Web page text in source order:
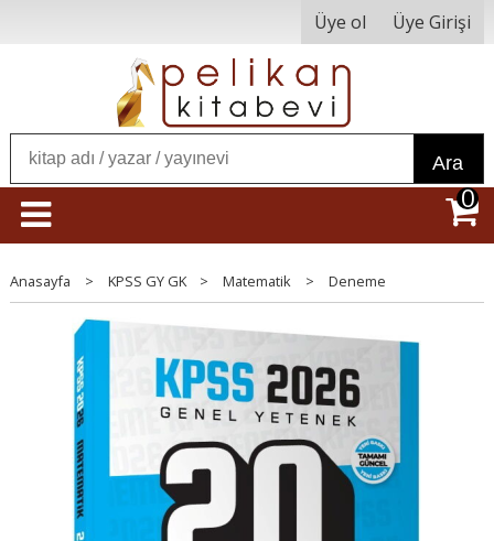
Üye ol Üye Girişi
Ara
0
Anasayfa > KPSS GY GK > Matematik > Deneme